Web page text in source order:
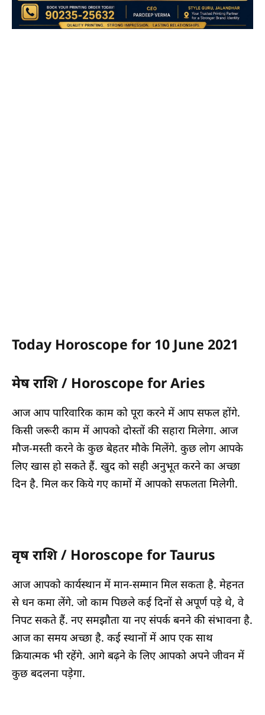
Today Horoscope for 10 June 2021
मेष राशि / Horoscope for Aries
आज आप पारिवारिक काम को पूरा करने में आप सफल होंगे.
किसी जरूरी काम में आपको दोस्तों की सहारा मिलेगा. आज
मौज-मस्ती करने के कुछ बेहतर मौके मिलेंगे. कुछ लोग आपके
लिए खास हो सकते हैं. खुद को सही अनुभूत करने का अच्छा
दिन है. मिल कर किये गए कामों में आपको सफलता मिलेगी.
वृष राशि / Horoscope for Taurus
आज आपको कार्यस्थान में मान-सम्मान मिल सकता है. मेहनत
से धन कमा लेंगे. जो काम पिछले कई दिनों से अपूर्ण पड़े थे, वे
निपट सकते हैं. नए समझौता या नए संपर्क बनने की संभावना है.
आज का समय अच्छा है. कई स्थानों में आप एक साथ
क्रियात्मक भी रहेंगे. आगे बढ़ने के लिए आपको अपने जीवन में
कुछ बदलना पड़ेगा.